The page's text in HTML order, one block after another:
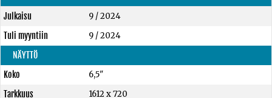
Julkaisu
9 / 2024
Tuli myyntiin
9 / 2024
NÄYTTÖ
Koko
6,5"
Tarkkuus
1612 x 720